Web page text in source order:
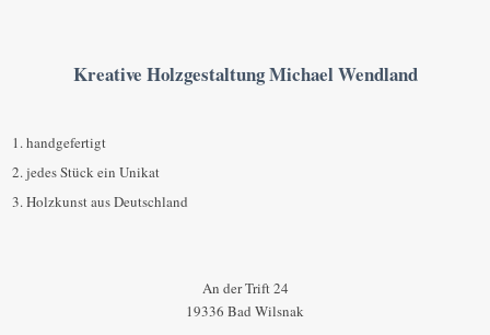
Kreative Holzgestaltung Michael Wendland
handgefertigt
jedes Stück ein Unikat
Holzkunst aus Deutschland
An der Trift 24
19336 Bad Wilsnak